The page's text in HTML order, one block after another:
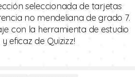
seleccionada de tarjetas
no mendeliana de grado 7.
con la herramienta de estudio
eficaz de Quizizz!